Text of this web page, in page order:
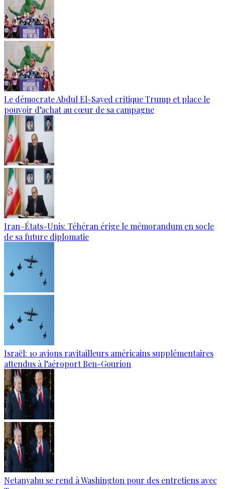
Le démocrate Abdul El-Sayed critique Trump et place le
pouvoir d’achat au cœur de sa campagne
Iran–États-Unis: Téhéran érige le mémorandum en socle
de sa future diplomatie
Israël: 10 avions ravitailleurs américains supplémentaires
attendus à l’aéroport Ben-Gourion
Netanyahu se rend à Washington pour des entretiens avec